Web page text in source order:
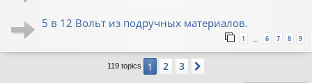
5 в 12 Вольт из подручных материалов.
1 … 6 7 8 9
119 topics 1 2 3